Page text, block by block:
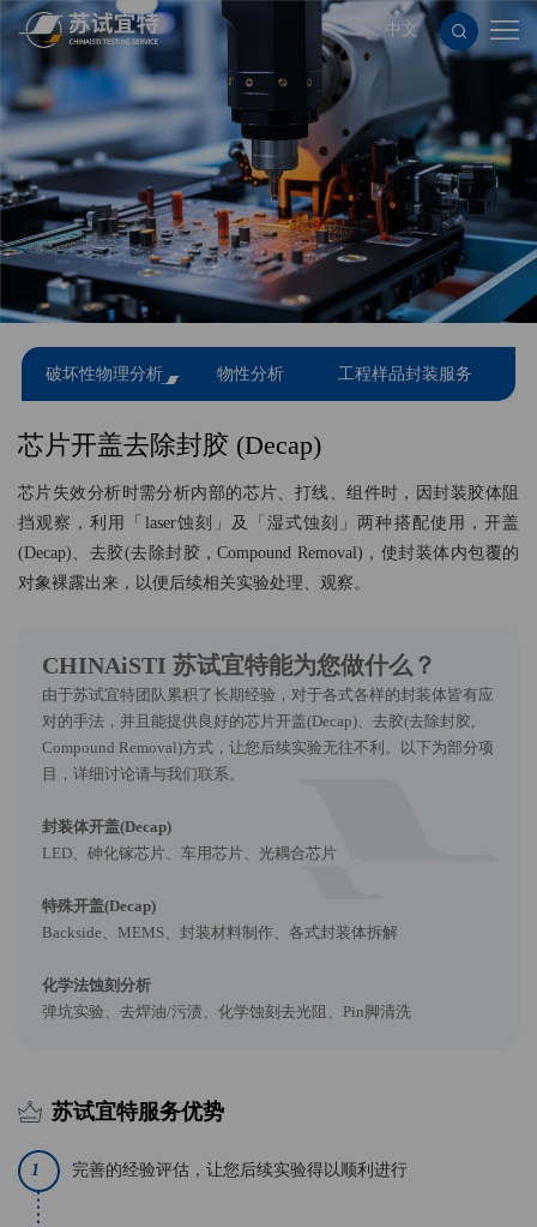
务
项
目
应
用
领
域
新
闻
资
讯
关
于
苏
人
力
联
中文
破坏性物理分析 物性分析 工程样品封装服务
芯片开盖去除封胶 (Decap)
芯片失效分析时需分析内部的芯片、打线、组件时，因封装胶体阻
挡观察，利用「laser蚀刻」及「湿式蚀刻」两种搭配使用，开盖
(Decap)、去胶(去除封胶，Compound Removal)，使封装体内包覆的
对象裸露出来，以便后续相关实验处理、观察。
CHINAiSTI 苏试宜特能为您做什么？
由于苏试宜特团队累积了长期经验，对于各式各样的封装体皆有应
对的手法，并且能提供良好的芯片开盖(Decap)、去胶(去除封胶,
Compound Removal)方式，让您后续实验无往不利。以下为部分项
目，详细讨论请与我们联系。
封装体开盖(Decap)
LED、砷化镓芯片、车用芯片、光耦合芯片
特殊开盖(Decap)
Backside、MEMS、封装材料制作、各式封装体拆解
化学法蚀刻分析
弹坑实验、去焊油/污渍、化学蚀刻去光阻、Pin脚清洗
苏试宜特服务优势
1 完善的经验评估，让您后续实验得以顺利进行